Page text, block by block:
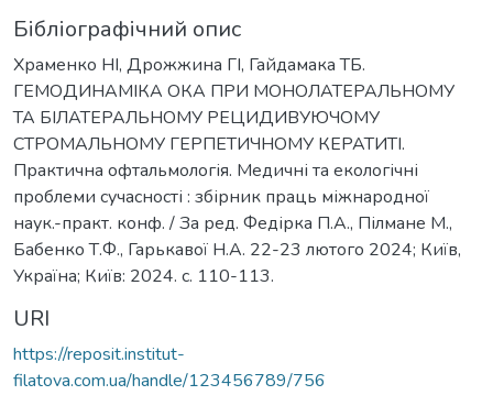
Бібліографічний опис
Храменко НІ, Дрожжина ГІ, Гайдамака ТБ.
ГЕМОДИНАМІКА ОКА ПРИ МОНОЛАТЕРАЛЬНОМУ
ТА БІЛАТЕРАЛЬНОМУ РЕЦИДИВУЮЧОМУ
СТРОМАЛЬНОМУ ГЕРПЕТИЧНОМУ КЕРАТИТІ.
Практична офтальмологія. Медичні та екологічні
проблеми сучасності : збірник праць міжнародної
наук.-практ. конф. / За ред. Федірка П.А., Пілмане М.,
Бабенко Т.Ф., Гарькавої Н.А. 22-23 лютого 2024; Київ,
Україна; Київ: 2024. с. 110-113.
URI
https://reposit.institut-
filatova.com.ua/handle/123456789/756